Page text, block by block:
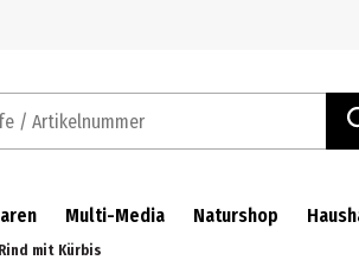
Multi-Media Naturshop
mit Kürbis